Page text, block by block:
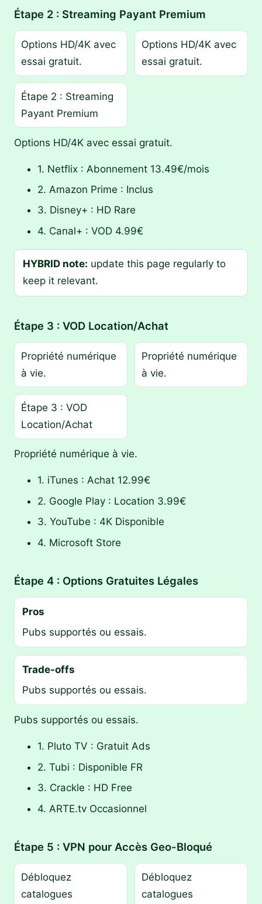
Étape 2 : Streaming Payant Premium
Options HD/4K avec
essai gratuit.
Options HD/4K avec
essai gratuit.
Étape 2 : Streaming
Payant Premium
Options HD/4K avec essai gratuit.
1. Netflix : Abonnement 13.49€/mois
2. Amazon Prime : Inclus
3. Disney+ : HD Rare
4. Canal+ : VOD 4.99€
HYBRID note: update this page regularly to
keep it relevant.
Étape 3 : VOD Location/Achat
Propriété numérique
à vie.
Propriété numérique
à vie.
Étape 3 : VOD
Location/Achat
Propriété numérique à vie.
1. iTunes : Achat 12.99€
2. Google Play : Location 3.99€
3. YouTube : 4K Disponible
4. Microsoft Store
Étape 4 : Options Gratuites Légales
Pros
Pubs supportés ou essais.
Trade-offs
Pubs supportés ou essais.
Pubs supportés ou essais.
1. Pluto TV : Gratuit Ads
2. Tubi : Disponible FR
3. Crackle : HD Free
4. ARTE.tv Occasionnel
Étape 5 : VPN pour Accès Geo-Bloqué
Débloquez
catalogues
Débloquez
catalogues